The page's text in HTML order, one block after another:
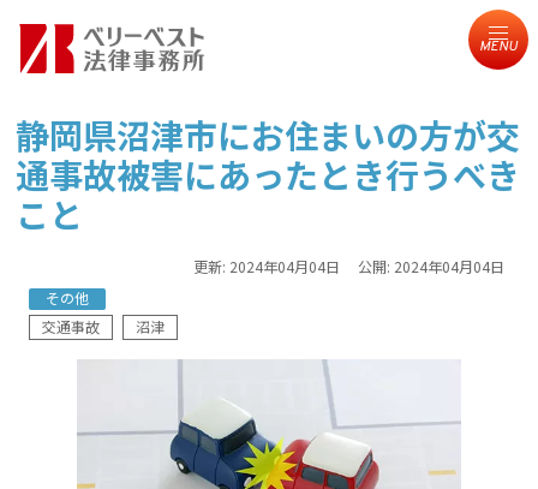
MENU
静岡県沼津市にお住まいの方が交
通事故被害にあったとき行うべき
こと
更新: 2024年04月04日 公開: 2024年04月04日
その他
交通事故
沼津